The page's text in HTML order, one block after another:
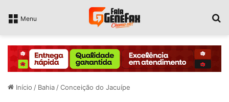
Menu
Início / Bahia /Conceição do Jacuípe